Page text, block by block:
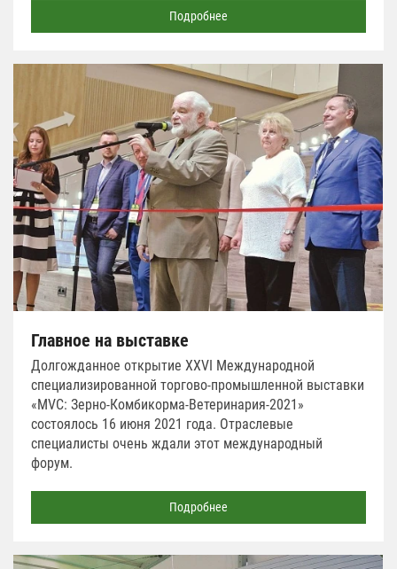
Подробнее
Главное на выставке
Долгожданное открытие XXVI Международной
специализированной торгово-промышленной выставки
«MVC: Зерно-Комбикорма-Ветеринария-2021»
состоялось 16 июня 2021 года. Отраслевые
специалисты очень ждали этот международный
форум.
Подробнее